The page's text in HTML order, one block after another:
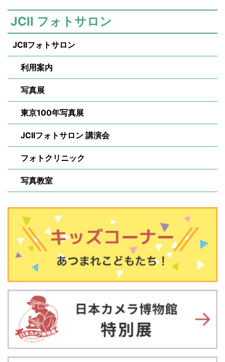
JCII フォトサロン
JCIIフォトサロン
利用案内
写真展
東京100年写真展
JCIIフォトサロン 講演会
フォトクリニック
写真教室